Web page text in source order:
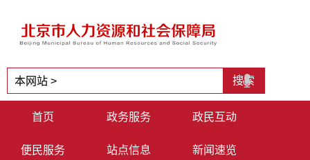
首页 政务服务 政民互动
便民服务 站点信息 新闻速览